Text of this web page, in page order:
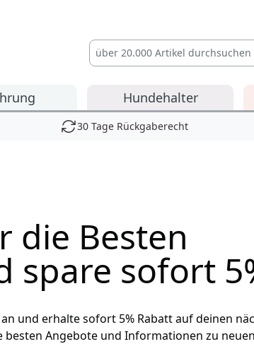
Hundehalter
30 Tage Rückgaberecht
die Besten
spare sofort
und erhalte sofort 5% Rabatt auf deinen
Angebote und Informationen zu neuen